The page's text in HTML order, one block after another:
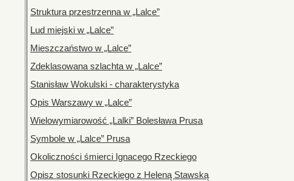
Struktura przestrzenna w „Lalce”
Lud miejski w „Lalce”
Mieszczaństwo w „Lalce”
Zdeklasowana szlachta w „Lalce”
Stanisław Wokulski - charakterystyka
Opis Warszawy w „Lalce”
Wielowymiarowość „Lalki” Bolesława Prusa
Symbole w „Lalce” Prusa
Okoliczności śmierci Ignacego Rzeckiego
Opisz stosunki Rzeckiego z Heleną Stawską